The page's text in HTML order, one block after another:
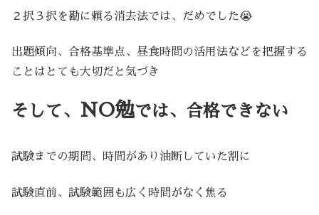
２択３択を勘に頼る消去法では、だめでした😭
出題傾向、合格基準点、昼食時間の活用法などを把握する
ことはとても大切だと気づき
そして、 NO勉では、合格できない
試験までの期間、時間があり油断していた割に
試験直前、試験範囲も広く時間がなく焦る